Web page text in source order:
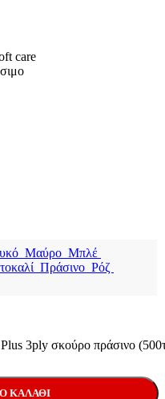
care
Μαύρο Μπλέ
Πράσινο Ρόζ
3ply σκούρο πράσινο
ΚΑΛΆΘΙ